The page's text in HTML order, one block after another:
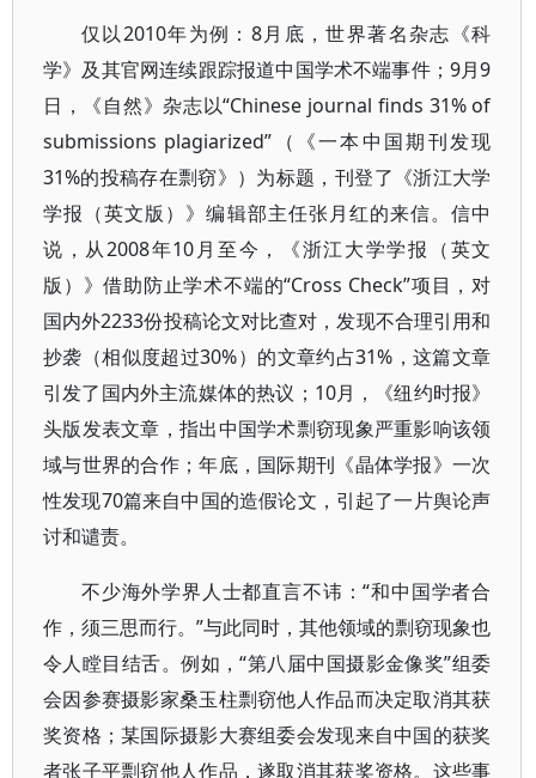
仅以2010年为例：8月底，世界著名杂志《科
学》及其官网连续跟踪报道中国学术不端事件；9月9
日，《自然》杂志以“Chinese journal finds 31% of
submissions plagiarized”（《一本中国期刊发现
31%的投稿存在剽窃》）为标题，刊登了《浙江大学
学报（英文版）》编辑部主任张月红的来信。信中
说，从2008年10月至今，《浙江大学学报（英文
版）》借助防止学术不端的“Cross Check”项目，对
国内外2233份投稿论文对比查对，发现不合理引用和
抄袭（相似度超过30%）的文章约占31%，这篇文章
引发了国内外主流媒体的热议；10月，《纽约时报》
头版发表文章，指出中国学术剽窃现象严重影响该领
域与世界的合作；年底，国际期刊《晶体学报》一次
性发现70篇来自中国的造假论文，引起了一片舆论声
讨和谴责。
不少海外学界人士都直言不讳：“和中国学者合
作，须三思而行。”与此同时，其他领域的剽窃现象也
令人瞠目结舌。例如，“第八届中国摄影金像奖”组委
会因参赛摄影家桑玉柱剽窃他人作品而决定取消其获
奖资格；某国际摄影大赛组委会发现来自中国的获奖
者张子平剽窃他人作品，遂取消其获奖资格。这些事